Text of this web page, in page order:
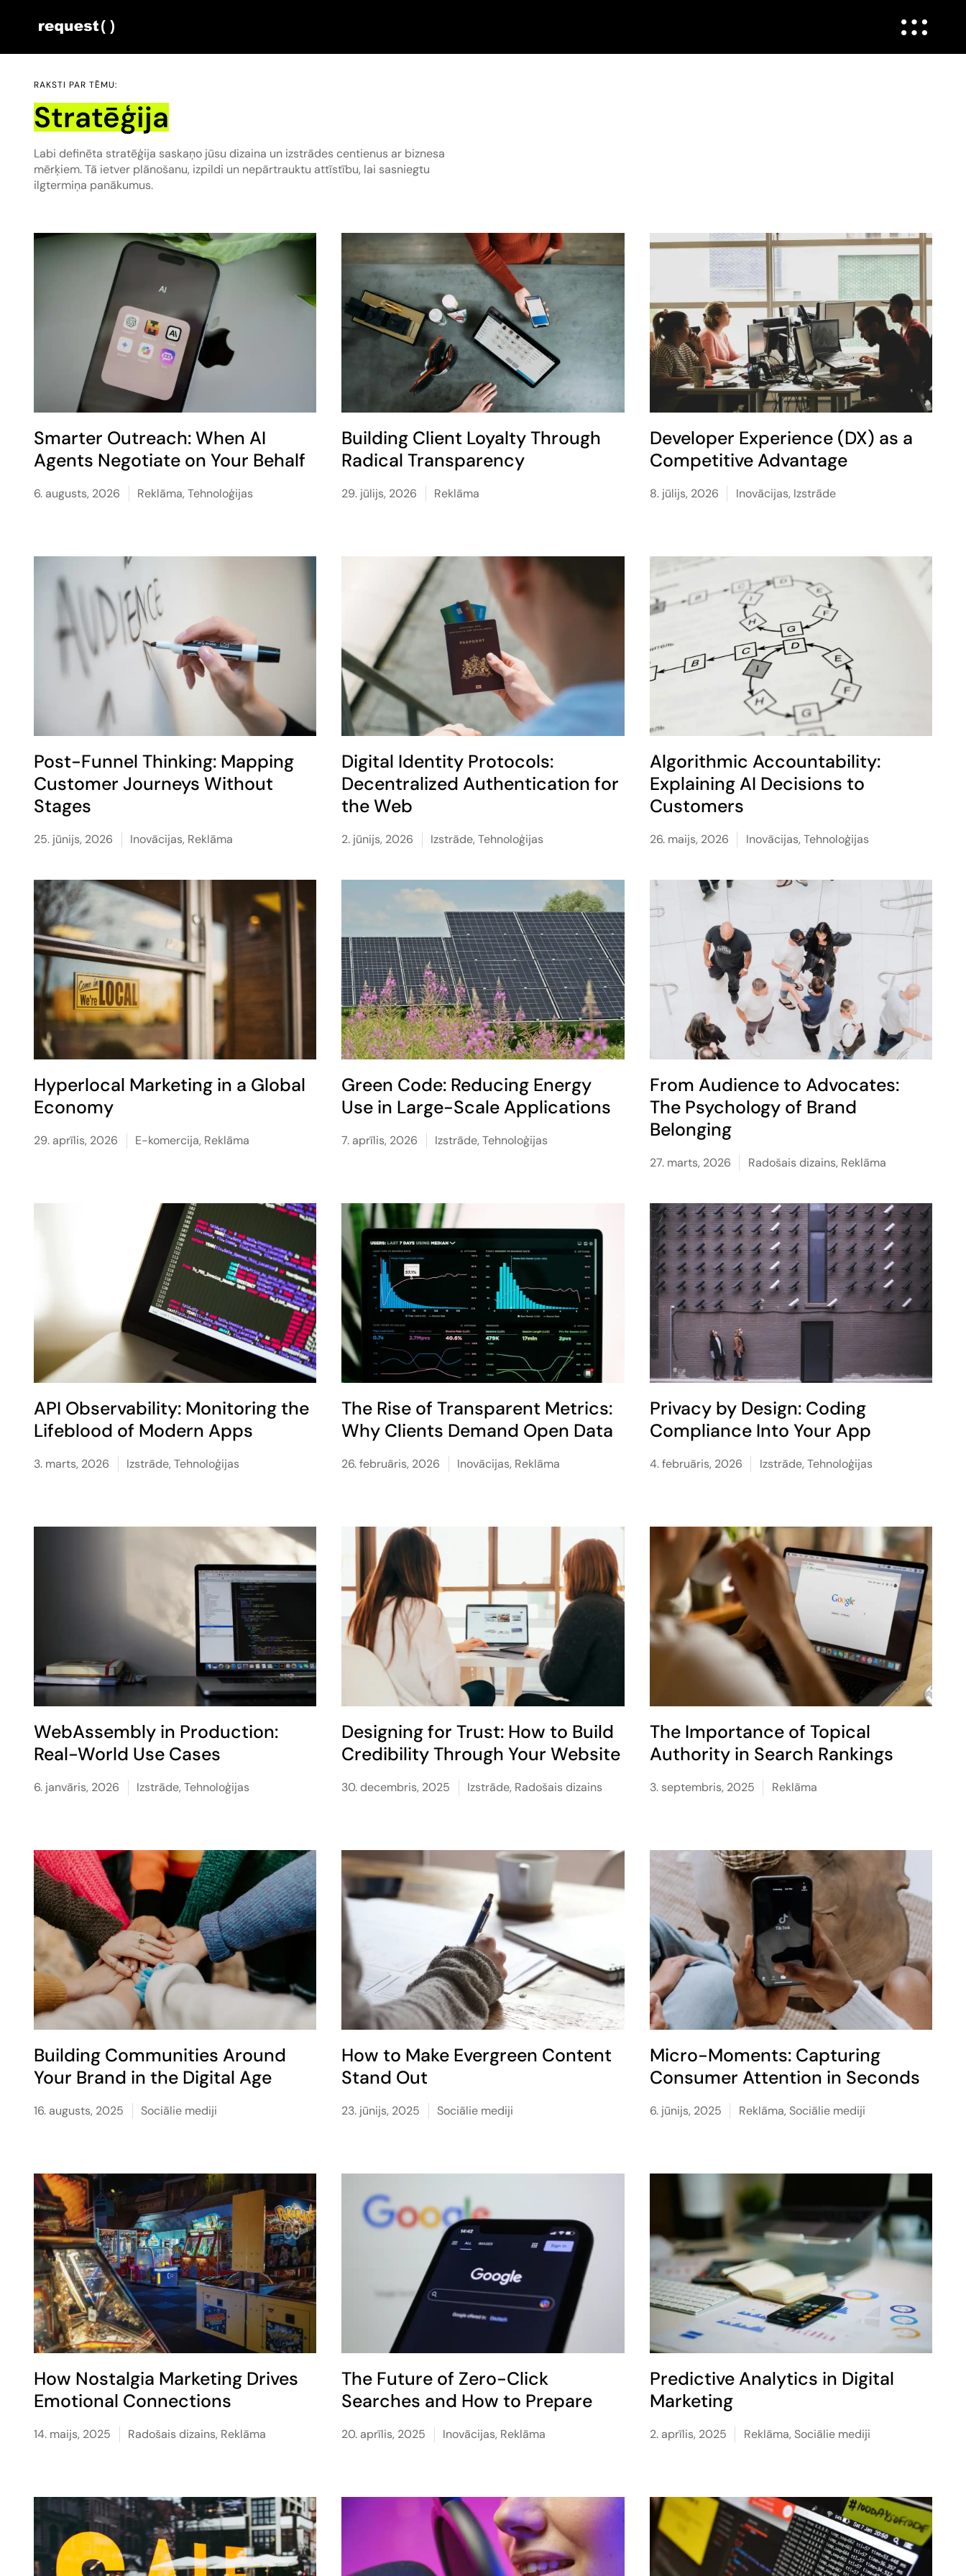
RAKSTI PAR TĒMU:
Stratēģija
Labi definēta stratēģija saskaņo jūsu dizaina un izstrādes centienus ar biznesa
mērķiem. Tā ietver plānošanu, izpildi un nepārtrauktu attīstību, lai sasniegtu
ilgtermiņa panākumus.
Smarter Outreach: When AI
Agents Negotiate on Your Behalf
6. augusts, 2026 Reklāma,Tehnoloģijas
Building Client Loyalty Through
Radical Transparency
29. jūlijs, 2026 Reklāma
Developer Experience (DX) as a
Competitive Advantage
8. jūlijs, 2026 Inovācijas, Izstrāde
Post-Funnel Thinking: Mapping
Customer Journeys Without
Stages
25. jūnijs, 2026 Inovācijas, Reklāma
Digital Identity Protocols:
Decentralized Authentication for
the Web
2. jūnijs, 2026 Izstrāde,Tehnoloģijas
Algorithmic Accountability:
Explaining AI Decisions to
Customers
26. maijs, 2026 Inovācijas, Tehnoloģijas
Hyperlocal Marketing in a Global
Economy
29. aprīlis, 2026 E-komercija, Reklāma
Green Code: Reducing Energy
Use in Large-Scale Applications
7. aprīlis, 2026 Izstrāde,Tehnoloģijas
From Audience to Advocates:
The Psychology of Brand
Belonging
27. marts, 2026 Radošais dizains, Reklāma
API Observability: Monitoring the
Lifeblood of Modern Apps
3. marts, 2026 Izstrāde,Tehnoloģijas
The Rise of Transparent Metrics:
Why Clients Demand Open Data
26. februāris, 2026 Inovācijas, Reklāma
Privacy by Design: Coding
Compliance Into Your App
4. februāris, 2026 Izstrāde, Tehnoloģijas
WebAssembly in Production:
Real-World Use Cases
6. janvāris, 2026 Izstrāde,Tehnoloģijas
Designing for Trust: How to Build
Credibility Through Your Website
30. decembris, 2025 Izstrāde, Radošais dizains
The Importance of Topical
Authority in Search Rankings
3. septembris, 2025 Reklāma
Building Communities Around
Your Brand in the Digital Age
16. augusts, 2025 Sociālie mediji
How to Make Evergreen Content
Stand Out
23. jūnijs, 2025 Sociālie mediji
Micro-Moments: Capturing
Consumer Attention in Seconds
6. jūnijs, 2025 Reklāma, Sociālie mediji
How Nostalgia Marketing Drives
Emotional Connections
14. maijs, 2025 Radošais dizains, Reklāma
The Future of Zero-Click
Searches and How to Prepare
20. aprīlis, 2025 Inovācijas, Reklāma
Predictive Analytics in Digital
Marketing
2. aprīlis, 2025 Reklāma, Sociālie mediji